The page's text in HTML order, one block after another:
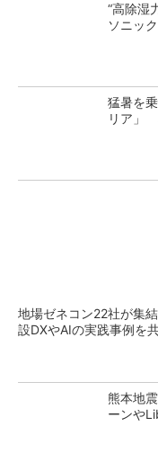
“高除湿
ソニッ
猛暑を
リア」
地場ゼネコン22社が集
設DXやAIの実践事例を
熊本地
ーンや